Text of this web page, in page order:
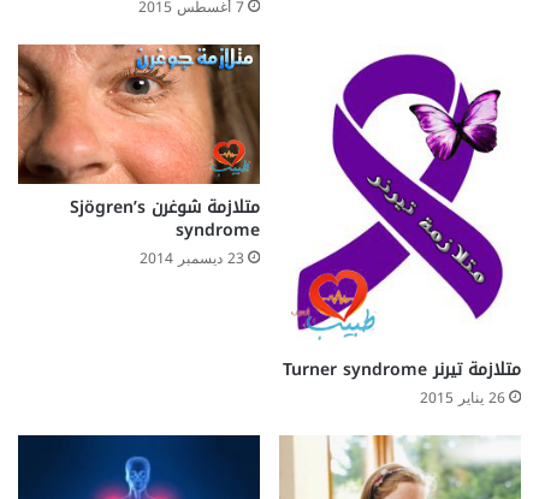
7 أغسطس 2015
متلازمة تيرنر Turner syndrome
26 يناير 2015
متلازمة شوغرن Sjögren’s
syndrome
23 ديسمبر 2014